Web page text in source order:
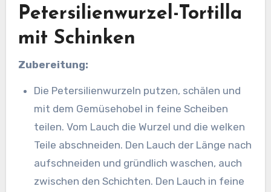
Petersilienwurzel-Tortilla
mit Schinken
Zubereitung:
Die Petersilienwurzeln putzen, schälen und
mit dem Gemüsehobel in feine Scheiben
teilen. Vom Lauch die Wurzel und die welken
Teile abschneiden. Den Lauch der Länge nach
aufschneiden und gründlich waschen, auch
zwischen den Schichten. Den Lauch in feine